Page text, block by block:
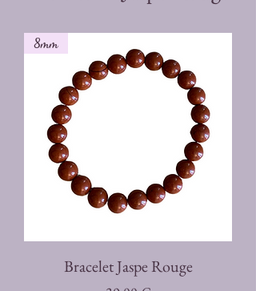
8mm
Bracelet Jaspe Rouge